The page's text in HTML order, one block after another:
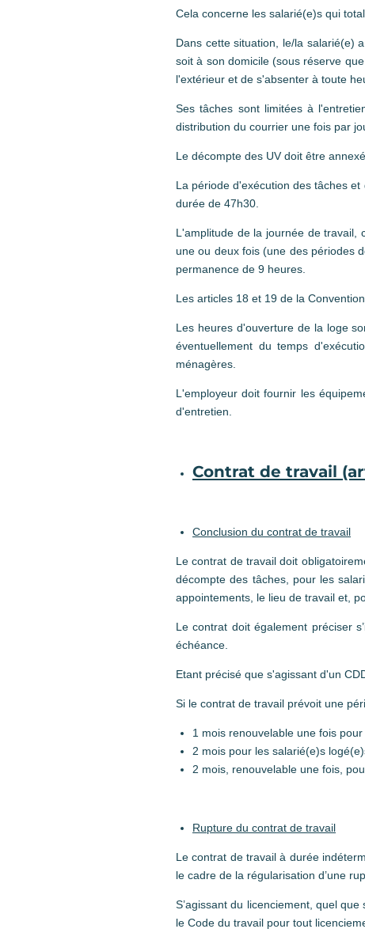
Cela concerne les salarié(e)s qui
Dans cette situation, le/la salarié(e)
soit à son domicile (sous réserve
l'extérieur et de s'absenter à toute
Ses tâches sont limitées à
distribution du courrier une fois par
Le décompte des UV doit être
La période d'exécution des tâches
durée de 47h30.
L'amplitude de la journée de travail,
une ou deux fois (une des périodes
permanence de 9 heures.
Les articles 18 et 19 de la
Les heures d'ouverture de la loge
éventuellement du temps
ménagères.
L'employeur doit fournir les
d'entretien.
Contrat de travail
Conclusion du contrat de travail
Le contrat de travail doit
décompte des tâches, pour les
appointements, le lieu de travail et,
Le contrat doit également préciser
échéance.
Etant précisé que s'agissant d'un
Si le contrat de travail prévoit une
1 mois renouvelable une fois
2 mois pour les salarié(e)s
2 mois, renouvelable une fois,
Rupture du contrat de travail
Le contrat de travail à durée
le cadre de la régularisation d’une
S’agissant du licenciement, quel
le Code du travail pour tout